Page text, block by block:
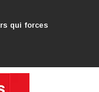
du président